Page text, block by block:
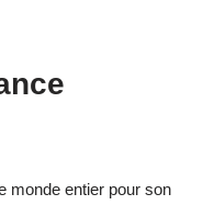
monde entier pour son